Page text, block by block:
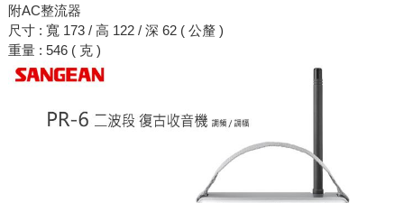
附AC整流器
尺寸 : 寬 173 / 高 122 / 深 62 ( 公釐 )
重量 : 546 ( 克 )